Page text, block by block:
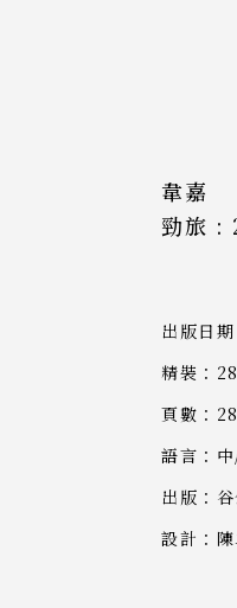
韋嘉
勁旅 :
出版日
精裝：
頁數：
語言：
出版：
設計：